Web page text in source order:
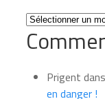
Toutes
les
news
moisPrigent dans
en danger !